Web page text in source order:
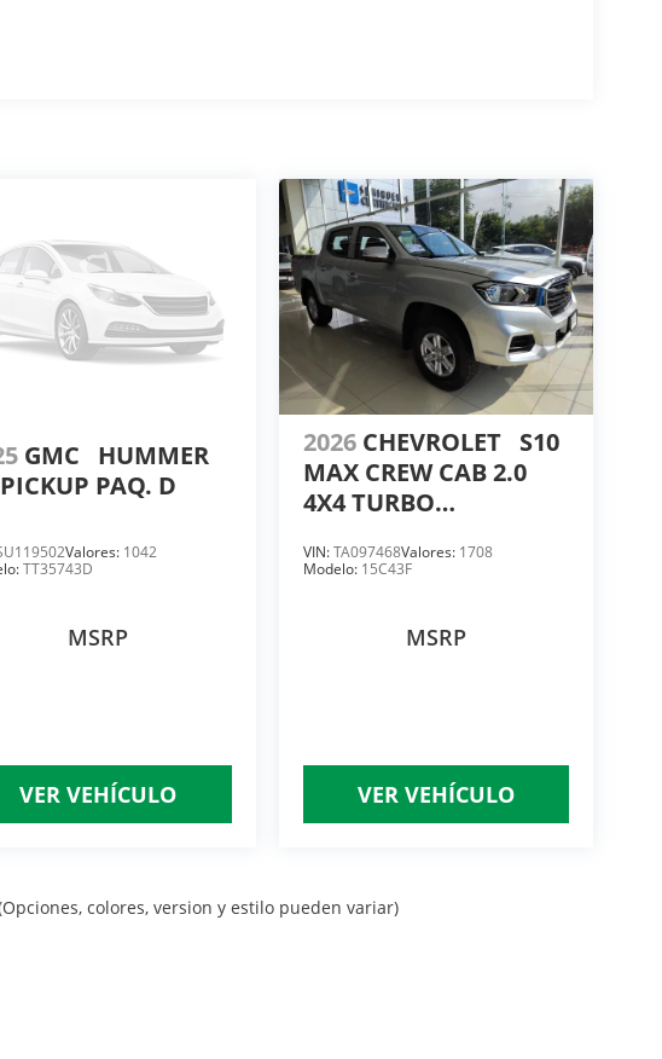
GMC
HUMMER
PAQ. D
Valores: 1042
TT35743D
MSRP
VER VEHÍCULO
2026 CHEVROLET S10
MAX CREW CAB 2.0
4X4 TURBO
VIN:TA097468Valores: 1708
Modelo: 15C43F
MSRP
VER VEHÍCULO
colores, version y estilo pueden variar)